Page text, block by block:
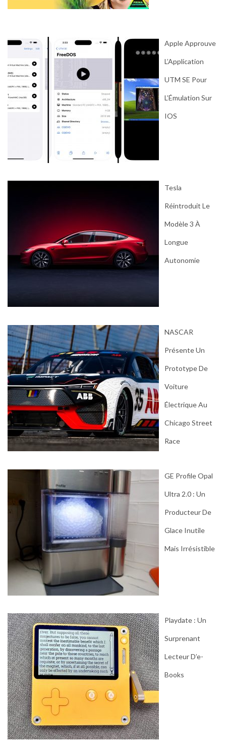
Apple Approuve
L’Application
UTM SE Pour
L’Émulation Sur
IOS
Tesla
Réintroduit Le
Modèle 3 À
Longue
Autonomie
NASCAR
Présente Un
Prototype De
Voiture
Électrique Au
Chicago Street
Race
GE Profile Opal
Ultra 2.0 : Un
Producteur De
Glace Inutile
Mais Irrésistible
Playdate : Un
Surprenant
Lecteur D’e-
Books